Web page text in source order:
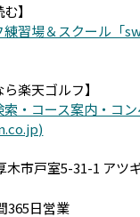
】
練習場＆スクール「
楽天ゴルフ】
・コース案内・コ
木市戸室5-31-1 アツ
365日営業